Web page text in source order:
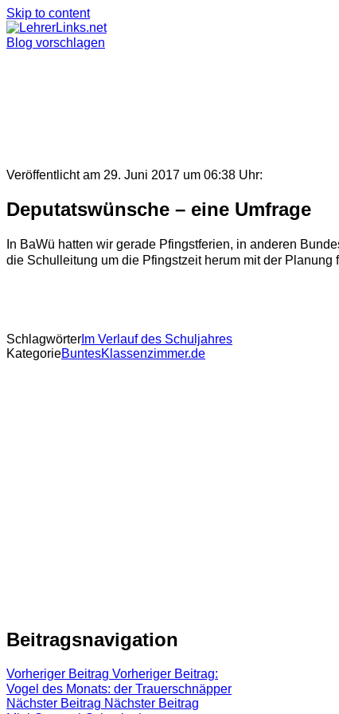
Skip to content
Blog vorschlagen
Veröffentlicht am 29. Juni 2017 um 06:38 Uhr:
Deputatswünsche – eine Umfrage
In BaWü hatten wir gerade Pfingstferien, in anderen
die Schulleitung um die Pfingstzeit herum mit der Planung
Schlagwörter Im Verlauf des Schuljahres
KategorieBuntesKlassenzimmer.de
Beitragsnavigation
Vorheriger Beitrag Vorheriger Beitrag:
Vogel des Monats: der Trauerschnäpper
Nächster Beitrag Nächster Beitrag